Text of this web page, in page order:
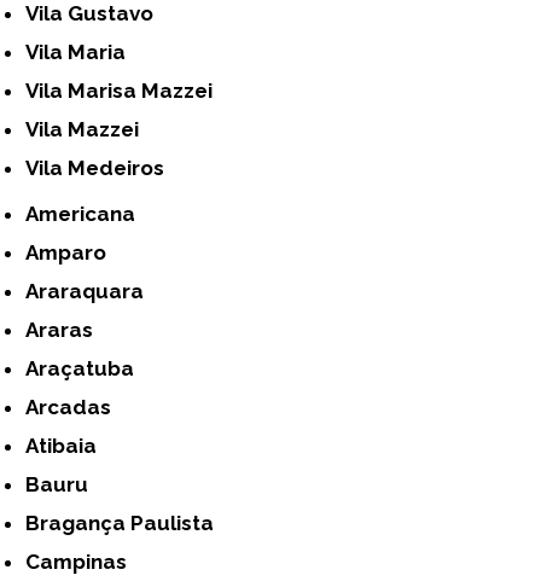
Vila Gustavo
Vila Maria
Vila Marisa Mazzei
Vila Mazzei
Vila Medeiros
Americana
Amparo
Araraquara
Araras
Araçatuba
Arcadas
Atibaia
Bauru
Bragança Paulista
Campinas